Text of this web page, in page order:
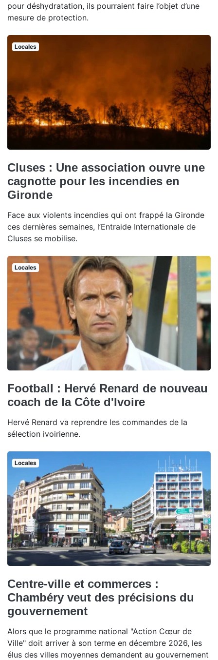
pour déshydratation, ils pourraient faire l’objet d’une
mesure de protection.
Locales
Cluses : Une association ouvre une
cagnotte pour les incendies en
Gironde
Face aux violents incendies qui ont frappé la Gironde
ces dernières semaines, l’Entraide Internationale de
Cluses se mobilise.
Locales
Football : Hervé Renard de nouveau
coach de la Côte d'Ivoire
Hervé Renard va reprendre les commandes de la
sélection ivoirienne.
Locales
Centre-ville et commerces :
Chambéry veut des précisions du
gouvernement
Alors que le programme national "Action Cœur de
Ville" doit arriver à son terme en décembre 2026, les
élus des villes moyennes demandent au gouvernement